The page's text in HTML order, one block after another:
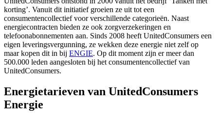
korting’. Vanuit dit initiatief groeien ze uit tot een
consumentencollectief voor verschillende categorieën. Naast
energiecontracten bieden ze ook zorgverzekeringen en
telefoonabonnementen aan. Sinds 2008 heeft UnitedConsumers een
eigen leveringsvergunning, ze wekken deze energie niet zelf op
maar kopen dit in bij ENGIE. Op dit moment zijn er meer dan
500.000 leden aangesloten bij het consumentencollectief van
UnitedConsumers.
Energietarieven van UnitedConsumers
Energie